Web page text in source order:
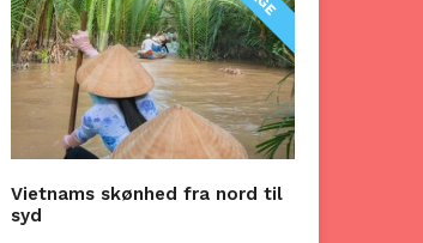
Vietnams skønhed fra nord til
syd